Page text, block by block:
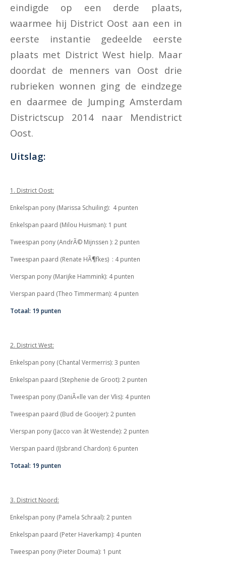
eindigde op een derde plaats,
waarmee hij District Oost aan een in
eerste instantie gedeelde eerste
plaats met District West hielp. Maar
doordat de menners van Oost drie
rubrieken wonnen ging de eindzege
en daarmee de Jumping Amsterdam
Districtscup 2014 naar Mendistrict
Oost.
Uitslag:
1. District Oost:
Enkelspan pony (Marissa Schuiling): 4 punten
Enkelspan paard (Milou Huisman): 1 punt
Tweespan pony (AndrÃ© Mijnssen ): 2 punten
Tweespan paard (Renate HÃ¶fkes) : 4 punten
Vierspan pony (Marijke Hammink): 4 punten
Vierspan paard (Theo Timmerman): 4 punten
Totaal: 19 punten
2. District West:
Enkelspan pony (Chantal Vermerris): 3 punten
Enkelspan paard (Stephenie de Groot): 2 punten
Tweespan pony (DaniÃ«lle van der Vlis): 4 punten
Tweespan paard (Bud de Gooijer): 2 punten
Vierspan pony (Jacco van ât Westende): 2 punten
Vierspan paard (IJsbrand Chardon): 6 punten
Totaal: 19 punten
3. District Noord:
Enkelspan pony (Pamela Schraal): 2 punten
Enkelspan paard (Peter Haverkamp): 4 punten
Tweespan pony (Pieter Douma): 1 punt